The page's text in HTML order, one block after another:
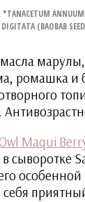
DIGITATA
и
Maqui
сыворотке
себя